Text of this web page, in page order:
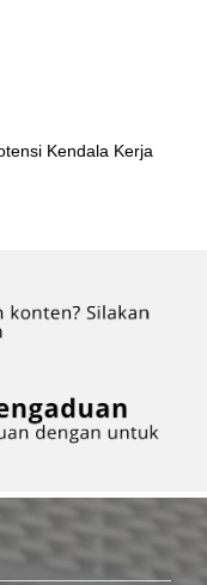
Kendala Kerja